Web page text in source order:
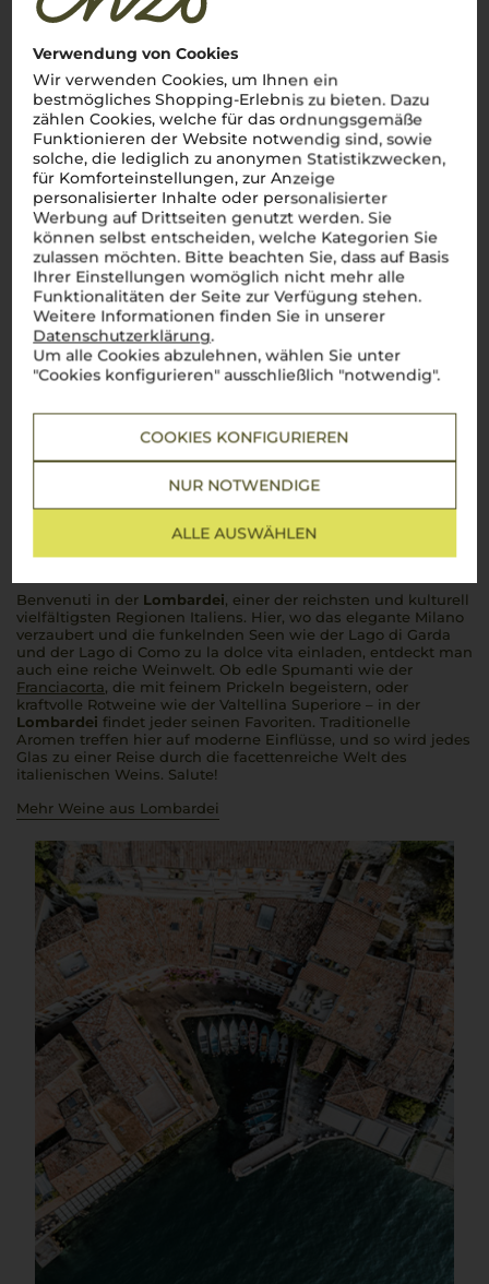
Verwendung von Cookies
Wir verwenden Cookies, um Ihnen ein
bestmögliches Shopping-Erlebnis zu bieten. Dazu
zählen Cookies, welche für das ordnungsgemäße
Funktionieren der Website notwendig sind, sowie
solche, die lediglich zu anonymen Statistikzwecken,
für Komforteinstellungen, zur Anzeige
personalisierter Inhalte oder personalisierter
Werbung auf Drittseiten genutzt werden. Sie
können selbst entscheiden, welche Kategorien Sie
zulassen möchten. Bitte beachten Sie, dass auf Basis
Ihrer Einstellungen womöglich nicht mehr alle
Funktionalitäten der Seite zur Verfügung stehen.
Weitere Informationen finden Sie in unserer
Datenschutzerklärung.
Um alle Cookies abzulehnen, wählen Sie unter
"Cookies konfigurieren" ausschließlich "notwendig".
COOKIES KONFIGURIEREN
NUR NOTWENDIGE
ALLE AUSWÄHLEN
Über die Region
Lombardei
Benvenuti in der Lombardei, einer der reichsten und kulturell
vielfältigsten Regionen Italiens. Hier, wo das elegante Milano
verzaubert und die funkelnden Seen wie der Lago di Garda
und der Lago di Como zu la dolce vita einladen, entdeckt man
auch eine reiche Weinwelt. Ob edle Spumanti wie der
Franciacorta, die mit feinem Prickeln begeistern, oder
kraftvolle Rotweine wie der Valtellina Superiore – in der
Lombardei findet jeder seinen Favoriten. Traditionelle
Aromen treffen hier auf moderne Einflüsse, und so wird jedes
Glas zu einer Reise durch die facettenreiche Welt des
italienischen Weins. Salute!
Mehr Weine aus Lombardei